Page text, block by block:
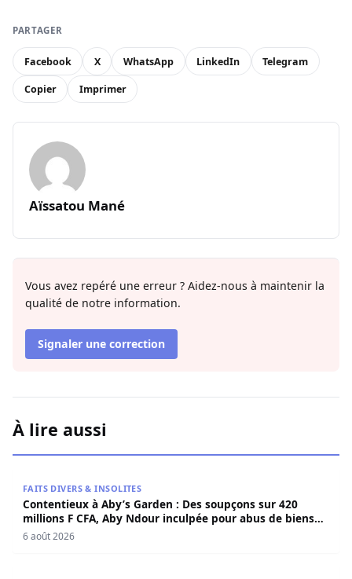
PARTAGER
Facebook X WhatsApp LinkedIn Telegram
Copier Imprimer
Aïssatou Mané
Vous avez repéré une erreur ? Aidez-nous à maintenir la
qualité de notre information.
Signaler une correction
À lire aussi
FAITS DIVERS & INSOLITES
Contentieux à Aby’s Garden : Des soupçons sur 420
millions F CFA, Aby Ndour inculpée pour abus de biens
sociaux
6 août 2026